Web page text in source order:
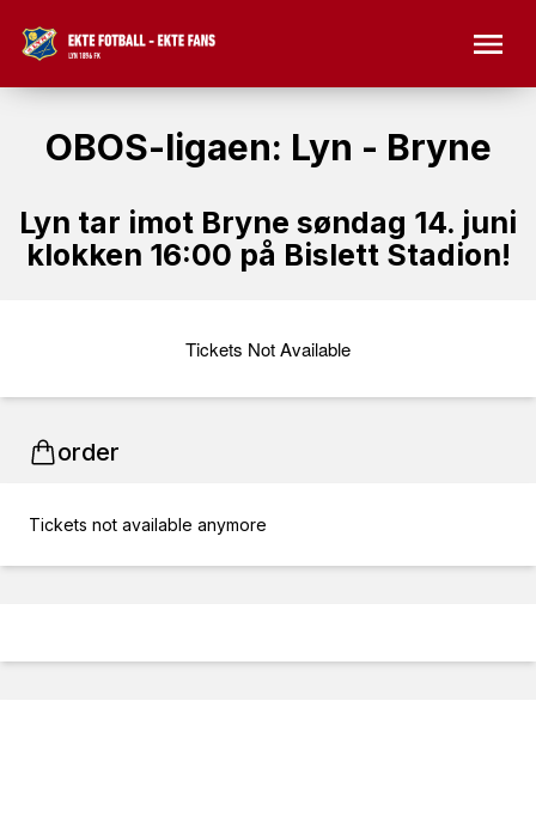
OBOS-ligaen: Lyn - Bryne
Lyn tar imot Bryne søndag 14. juni
klokken 16:00 på Bislett Stadion!
Tickets Not Available
order
Tickets not available anymore